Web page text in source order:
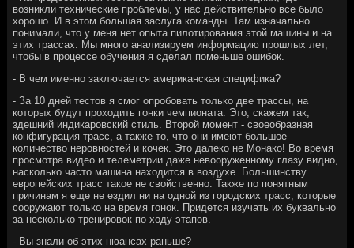
возникли технические проблемы, у нас действительно все было
хорошо. И в этом большая заслуга команды. Там изначально
понимали, что у меня нет опыта пилотирования этой машины и на
этих трассах. Мы много анализируем информацию прошлых лет,
чтобы в процессе обучения я сделал поменьше ошибок.
- В чем именно заключается американская специфика?
- За 10 дней тестов я смог опробовать только две трассы, на
которых будут проходить гонки чемпионата. Это, скажем так,
здешний индикаровский стиль. Второй момент - своеобразная
конфигурация трасс, а также то, что они имеют большое
количество неровностей и кочек. Это далеко не Монако! Во время
просмотра видео и телеметрии даже невооруженному глазу видно,
насколько часто машина находится в воздухе. Большинству
европейских трасс такое не свойственно. Также по понятным
причинам я еще не ездил ни на одной из городских трасс, которые
сооружают только на время гонок. Придется изучать их буквально
за несколько тренировок по ходу этапов.
- Вы знали об этих нюансах раньше?